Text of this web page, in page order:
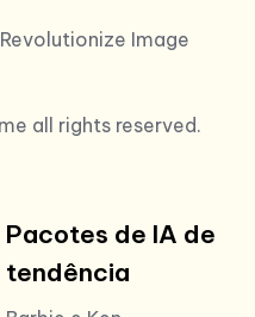
Image
all rights reserved.
Pacotes de IA de
tendência